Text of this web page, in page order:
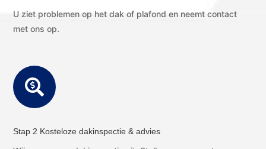
U ziet problemen op het dak of plafond en neemt contact
met ons op.

Stap 2 Kosteloze dakinspectie & advies